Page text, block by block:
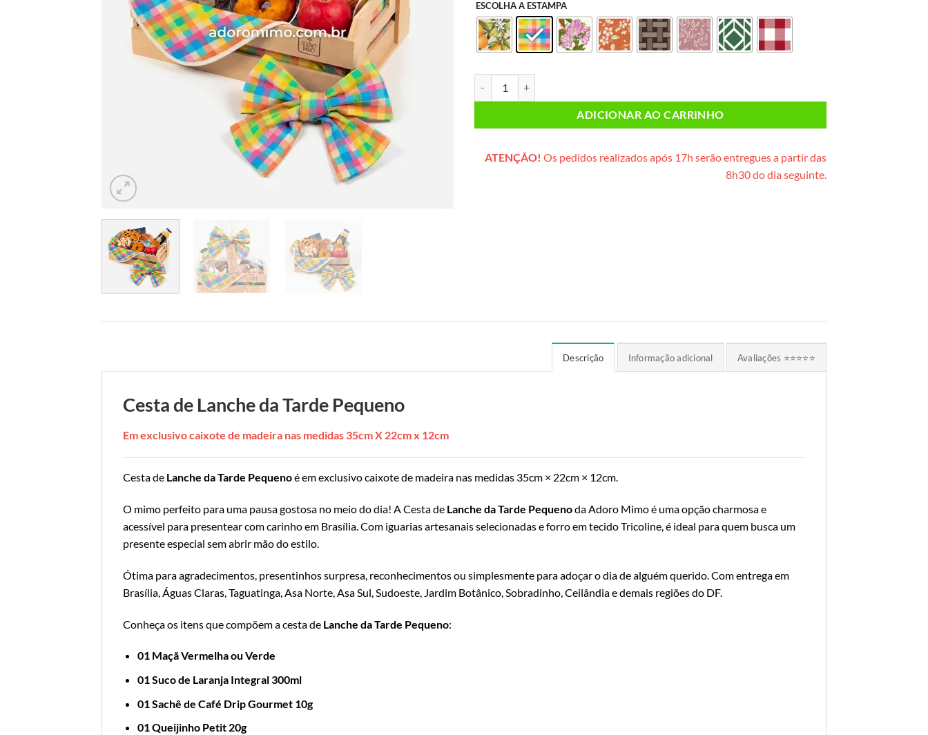
ESCOLHA A ESTAMPA
ADICIONAR AO CARRINHO
ATENÇÃO! Os pedidos realizados após 17h serão entregues a partir das
8h30 do dia seguinte.
Descrição Informação adicional Avaliações ⭐⭐⭐⭐⭐
Cesta de Lanche da Tarde Pequeno
Em exclusivo caixote de madeira nas medidas 35cm X 22cm x 12cm
Cesta de Lanche da Tarde Pequenoé em exclusivo caixote de madeira nas medidas 35cm × 22cm × 12cm.
O mimo perfeito para uma pausa gostosa no meio do dia! A Cesta de Lanche da Tarde Pequenoda Adoro Mimo é uma opção charmosa e
acessível para presentear com carinho em Brasília. Com iguarias artesanais selecionadas e forro em tecido Tricoline, é ideal para quem busca um
presente especial sem abrir mão do estilo.
Ótima para agradecimentos, presentinhos surpresa, reconhecimentos ou simplesmente para adoçar o dia de alguém querido. Com entrega em
Brasília, Águas Claras, Taguatinga, Asa Norte, Asa Sul, Sudoeste, Jardim Botânico, Sobradinho, Ceilândia e demais regiões do DF.
Conheça os itens que compõem a cesta de Lanche da Tarde Pequeno:
01 Maçã Vermelha ou Verde
01Suco de Laranja Integral 300ml
01 Sachê de Café Drip Gourmet 10g
01 Queijinho Petit 20g